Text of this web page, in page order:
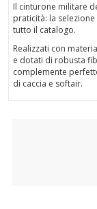
Il cinturone militare
praticità: la
tutto il catalogo.
Realizzati con
e dotati di robusta
complemente
di caccia e softair.